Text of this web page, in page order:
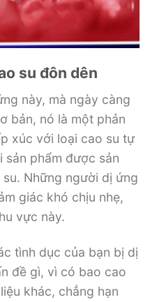
su đôn dên
này, mà ngày càng
bản, nó là một phản
xúc với loại cao su tự
sản phẩm được sản
Những người dị ứng
giác khó chịu nhẹ,
vực này.
tình dục của bạn bị dị
đề gì, vì có bao cao
khác, chẳng hạn